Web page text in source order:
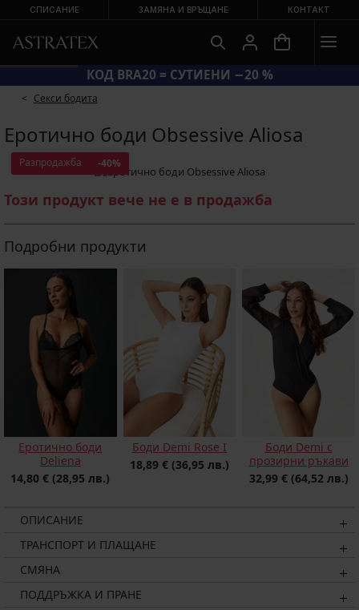
СПИСАНИЕ ЗАМЯНА И ВРЪЩАНЕ КОНТАКТ
КОД BRA20 = СУТИЕНИ −20 %
Секси бодита
Еротично боди Obsessive Aliosa
Разпродажба -40%
Този продукт вече не е в продажба
Подробни продукти
Еротично боди
Deliena
14,80 € (28,95 лв.)
Боди Demi Rose I
18,89 € (36,95 лв.)
Боди Demi с
прозирни ръкави
32,99 € (64,52 лв.)
ОПИСАНИЕ
ТРАНСПОРТ И ПЛАЩАНЕ
СМЯНА
ПОДДРЪЖКА И ПРАНЕ